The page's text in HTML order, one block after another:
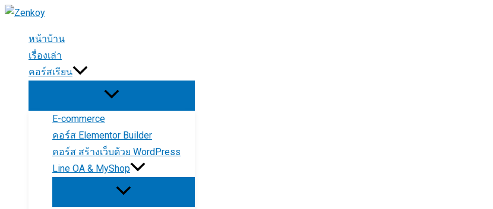
Skip
content
หน้าบ้าน
เรื่องเล่า
คอร์สเรียน
E-commerce
คอร์ส Elementor Builder
คอร์ส สร้างเว็บด้วย WordPress
Line OA & MyShop